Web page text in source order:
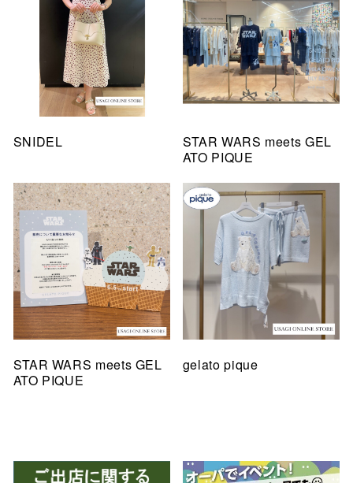
SNIDEL
STAR WARS meets GEL
ATO PIQUE
STAR WARS meets GEL
ATO PIQUE
gelato pique